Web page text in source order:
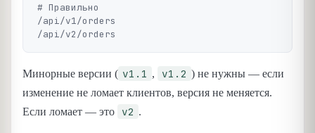
# Правильно
/api/v1/orders
Минорные версии ( v1.1 , v1.2 ) не нужны — если
изменение не ломает клиентов, версия не меняется.
Если ломает — это
v2 .